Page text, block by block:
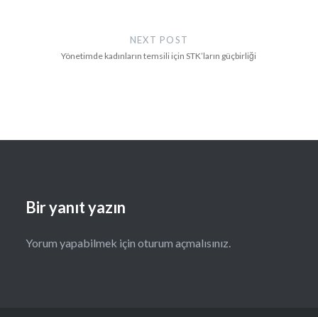
NEXT POST
Yönetimde kadınların temsili için STK’ların güçbirliği
Bir yanıt yazın
Yorum yapabilmek için oturum açmalısınız.